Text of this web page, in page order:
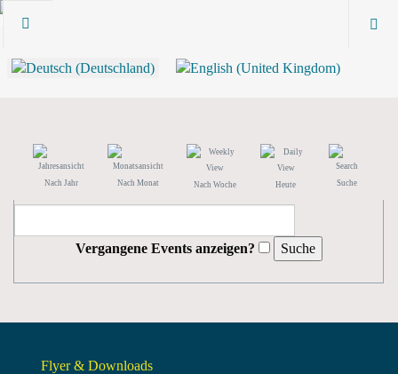
Nach Jahr Nach Monat Nach Woche Heute Suche
Vergangene Events anzeigen?
Flyer & Downloads